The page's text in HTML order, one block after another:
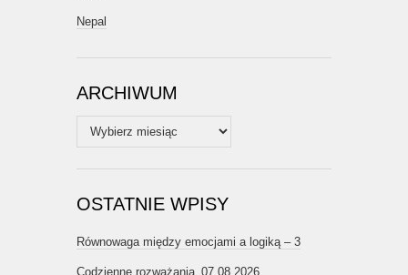
Nepal
ARCHIWUM
Archiwum
OSTATNIE WPISY
Równowaga między emocjami a logiką – 3
Codzienne rozważania_07.08.2026